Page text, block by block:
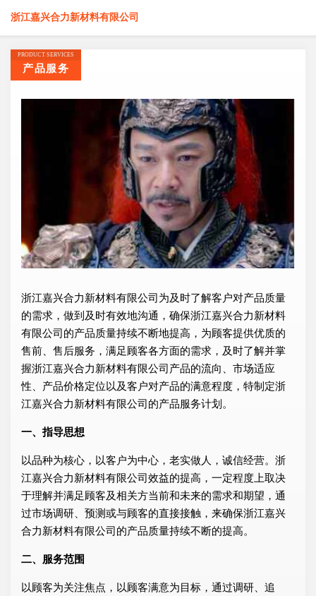
浙江嘉兴合力新材料有限公司
PRODUCT SERVICES
产品服务
浙江嘉兴合力新材料有限公司为及时了解客户对产品质量
的需求，做到及时有效地沟通，确保浙江嘉兴合力新材料
有限公司的产品质量持续不断地提高，为顾客提供优质的
售前、售后服务，满足顾客各方面的需求，及时了解并掌
握浙江嘉兴合力新材料有限公司产品的流向、市场适应
性、产品价格定位以及客户对产品的满意程度，特制定浙
江嘉兴合力新材料有限公司的产品服务计划。
一、指导思想
以品种为核心，以客户为中心，老实做人，诚信经营。浙
江嘉兴合力新材料有限公司效益的提高，一定程度上取决
于理解并满足顾客及相关方当前和未来的需求和期望，通
过市场调研、预测或与顾客的直接接触，来确保浙江嘉兴
合力新材料有限公司的产品质量持续不断的提高。
二、服务范围
以顾客为关注焦点，以顾客满意为目标，通过调研、追